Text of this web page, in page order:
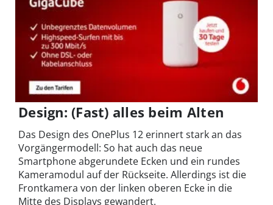
Design: (Fast) alles beim Alten
Das Design des OnePlus 12 erinnert stark an das
Vorgängermodell: So hat auch das neue
Smartphone abgerundete Ecken und ein rundes
Kameramodul auf der Rückseite. Allerdings ist die
Frontkamera von der linken oberen Ecke in die
Mitte des Displays gewandert.